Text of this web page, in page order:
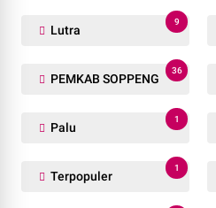
Lutra
9
PEMKAB SOPPENG
36
Palu
1
Terpopuler
1